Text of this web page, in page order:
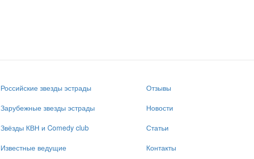
Российские звезды эстрады
Зарубежные звезды эстрады
Звёзды КВН и Comedy club
Известные ведущие
Отзывы
Новости
Статьи
Контакты